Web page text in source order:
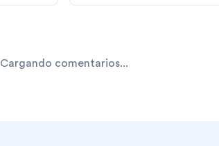
Cargando comentarios...